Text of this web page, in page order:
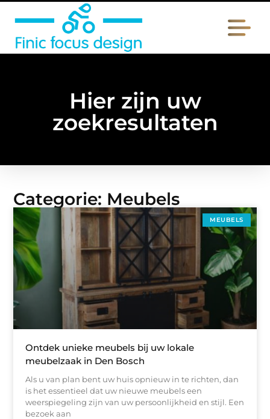
Hier zijn uw
zoekresultaten
Categorie: Meubels
MEUBELS
Ontdek unieke meubels bij uw lokale
meubelzaak in Den Bosch
Als u van plan bent uw huis opnieuw in te richten, dan
is het essentieel dat uw nieuwe meubels een
weerspiegeling zijn van uw persoonlijkheid en stijl. Een
bezoek aan